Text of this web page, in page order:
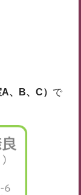
、B、C） で